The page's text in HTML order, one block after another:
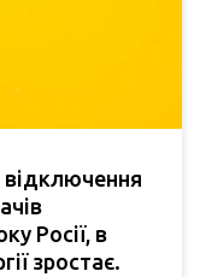
відключення
Росії, в
зростає.